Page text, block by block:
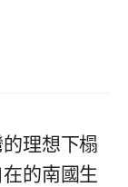
理想下榻
的南國生